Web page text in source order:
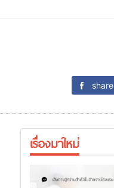
share
เรื่องมาใหม่